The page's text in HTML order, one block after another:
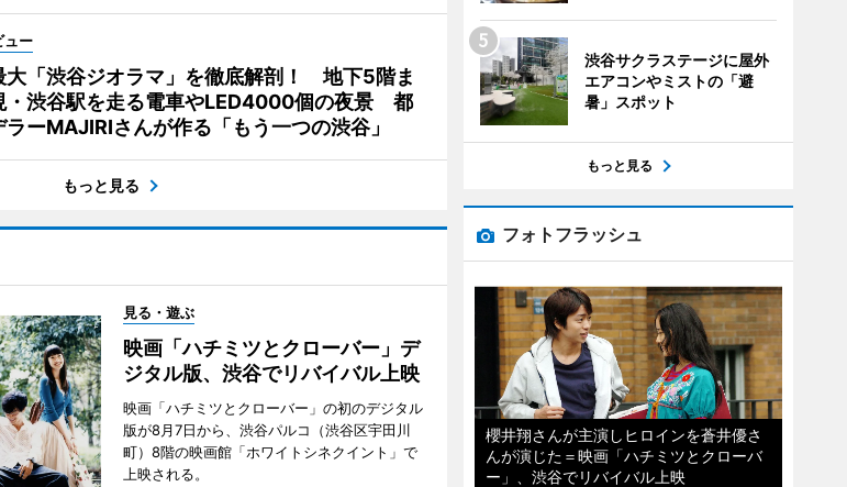
ュー
大「渋谷ジオラマ」を徹底解剖！ 地下5階ま
・渋谷駅を走る電車やLED4000個の夜景 都
ラーMAJIRIさんが作る「もう一つの渋谷」
もっと見る
見る・遊ぶ
映画「ハチミツとクローバー」デ
ジタル版、渋谷でリバイバル上映
映画「ハチミツとクローバー」の初のデジタル
版が8月7日から、渋谷パルコ（渋谷区宇田川
町）8階の映画館「ホワイトシネクイント」で
上映される。
渋谷サクラステージに屋外
エアコンやミストの「避
暑」スポット
もっと見る
フォトフラッシュ
櫻井翔さんが主演しヒロインを蒼井優さ
んが演じた＝映画「ハチミツとクローバ
ー」、渋谷でリバイバル上映